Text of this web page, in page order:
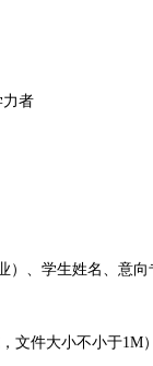
力者
）、学生姓名、意
文件大小不小于1M